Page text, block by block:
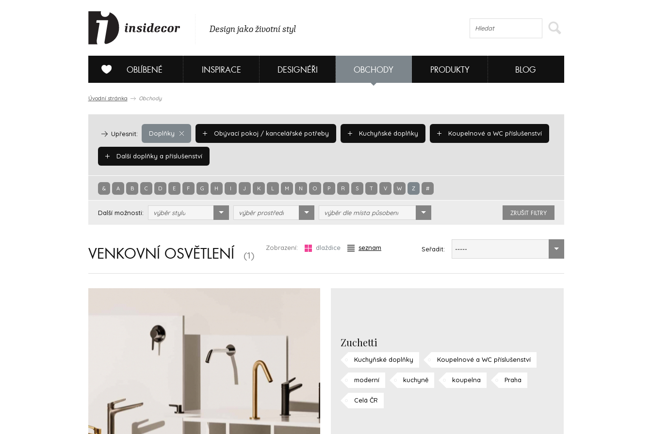
Design jako životní styl
OBLÍBENÉ INSPIRACE DESIGNÉŘI OBCHODY PRODUKTY BLOG
Úvodní stránka Obchody
Doplňky
Upřesnit: Obývací pokoj / kancelářské potřeby Kuchyňské doplňky Koupelnové a WC příslušenství
Další doplňky a příslušenství
& A B C D E F G H I J K L M N O P R S T V W Z #
Další možnosti: výběr stylu výběr prostředí výběr dle místa působení ZRUŠIT FILTRY
VENKOVNÍ OSVĚTLENÍ (1)
Zobrazení: dlaždice seznam Seřadit: -----
Zuchetti
Kuchyňské doplňky Koupelnové a WC příslušenství
moderní kuchyně koupelna Praha
Celá ČR